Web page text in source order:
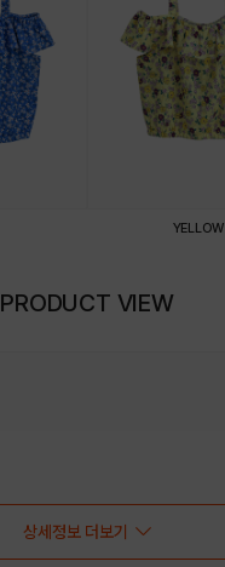
YELLOW
PRODUCT VIEW
상세정보 더보기